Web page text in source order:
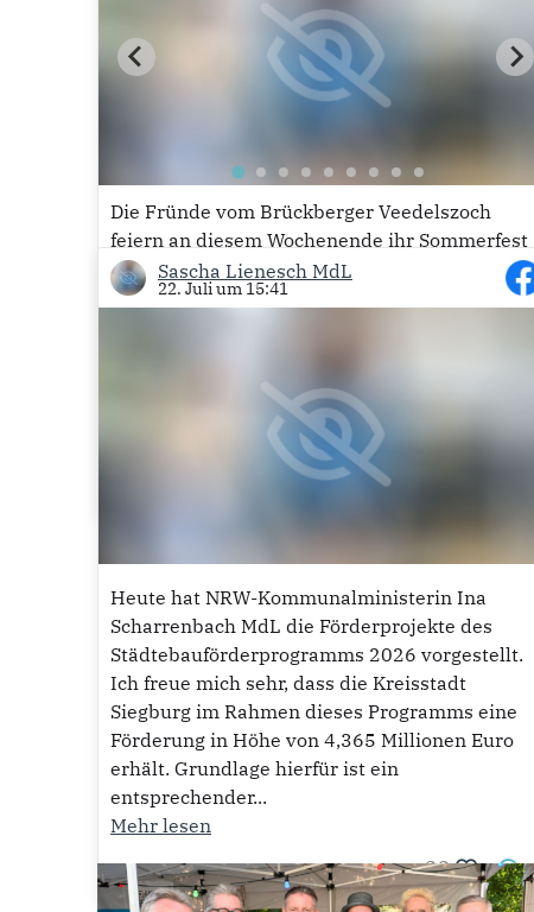
Die Fründe vom Brückberger Veedelszoch
feiern an diesem Wochenende ihr Sommerfest
im Stadtteil. Gestern war ich gemeinsam mit
dem Brückberger Ratsherr der CDU Siegburg,
angeschlagen, um...
Sascha Lienesch MdL
22. Juli um 15:41
Heute hat NRW-Kommunalministerin Ina
Scharrenbach MdL die Förderprojekte des
Städtebauförderprogramms 2026 vorgestellt.
Ich freue mich sehr, dass die Kreisstadt
Siegburg im Rahmen dieses Programms eine
Förderung in Höhe von 4,365 Millionen Euro
erhält. Grundlage hierfür ist ein
entsprechender...
Mehr lesen
22
Meldungen
Seiten